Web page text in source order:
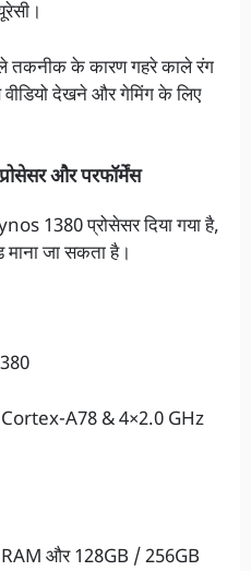
तकनीक के कारण गहरे काले रंग
देखने और गेमिंग के लिए
और परफॉर्मेंस
1380 प्रोसेसर दिया गया है,
जा सकता है।
A78 & 4×2.0 GHz
और 128GB / 256GB